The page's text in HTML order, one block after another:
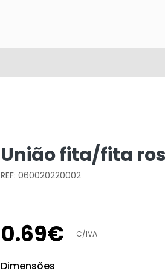
União fita/fita
REF: 060020220002
0.69€ C/IVA
Dimensões